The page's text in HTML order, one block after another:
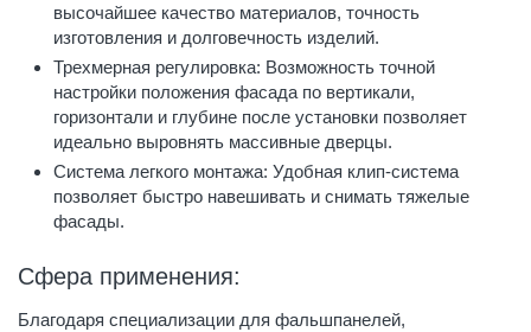
высочайшее качество материалов, точность
изготовления и долговечность изделий.
Трехмерная регулировка: Возможность точной
настройки положения фасада по вертикали,
горизонтали и глубине после установки позволяет
идеально выровнять массивные дверцы.
Система легкого монтажа: Удобная клип-система
позволяет быстро навешивать и снимать тяжелые
фасады.
Сфера применения:
Благодаря специализации для фальшпанелей,